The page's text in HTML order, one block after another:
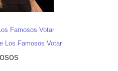
Famosos Votar
Los Famosos Votar